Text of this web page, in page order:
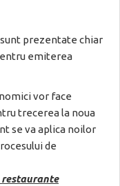
prezentate chiar
emiterea
vor face
trecerea la noua
se va aplica noilor
de